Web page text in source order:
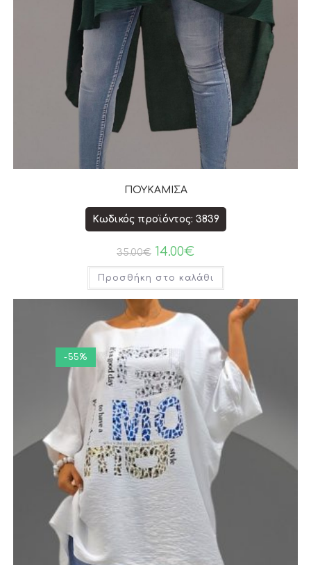
ΠΟΥΚΑΜΙΣΑ
Κωδικός προϊόντος: 3839
35.00€ 14.00€
Προσθήκη στο καλάθι
-55%